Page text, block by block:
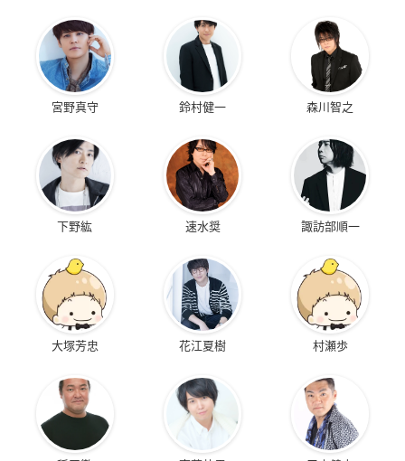
宮野真守 鈴村健一 森川智之
下野紘 速水奨 諏訪部順一
大塚芳忠 花江夏樹 村瀬歩